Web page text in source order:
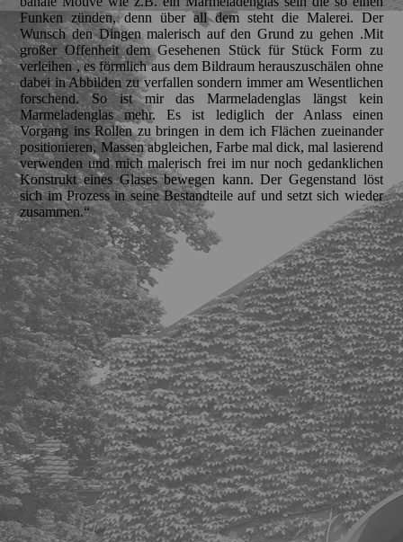
Funken zünden, denn über all dem steht die Malerei. Der
Wunsch den Dingen malerisch auf den Grund zu gehen .Mit
großer Offenheit dem Gesehenen Stück für Stück Form zu
verleihen , es förmlich aus dem Bildraum herauszuschälen ohne
dabei in Abbilden zu verfallen sondern immer am Wesentlichen
forschend. So ist mir das Marmeladenglas längst kein
Marmeladenglas mehr. Es ist lediglich der Anlass einen
Vorgang ins Rollen zu bringen in dem ich Flächen zueinander
positionieren, Massen abgleichen, Farbe mal dick, mal lasierend
verwenden und mich malerisch frei im nur noch gedanklichen
Konstrukt eines Glases bewegen kann. Der Gegenstand löst
sich im Prozess in seine Bestandteile auf und setzt sich wieder
zusammen.“